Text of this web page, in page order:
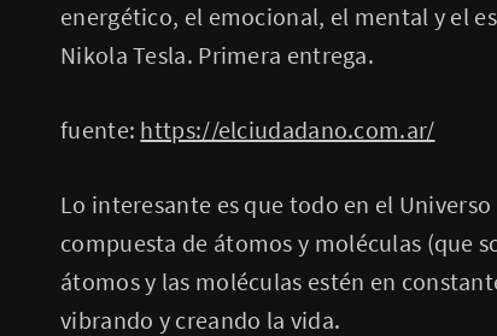
energético, el emocional, el mental y el
Nikola Tesla. Primera entrega.
fuente: https://elciudadano.com.ar/
Lo interesante es que todo en el
compuesta de átomos y moléculas (que
átomos y las moléculas estén en
vibrando y creando la vida.